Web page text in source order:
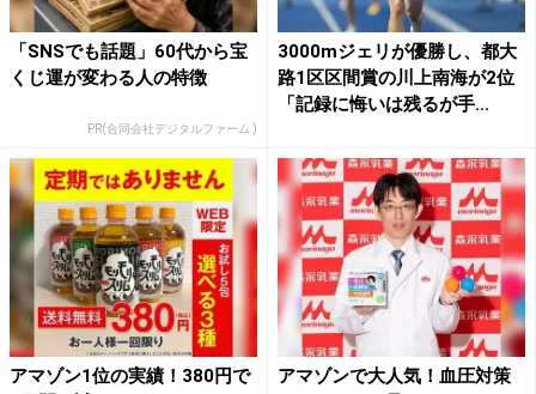
「SNSでも話題」60代から宝
くじ運が変わる人の特徴
PR(合同会社デジタルファーム )
3000mジェリが優勝し、都大
路1区区間賞の川上南海が2位
「記録に悔いは残るが手...
アマゾン1位の実績！380円で
アマゾンで大人気！血圧対策